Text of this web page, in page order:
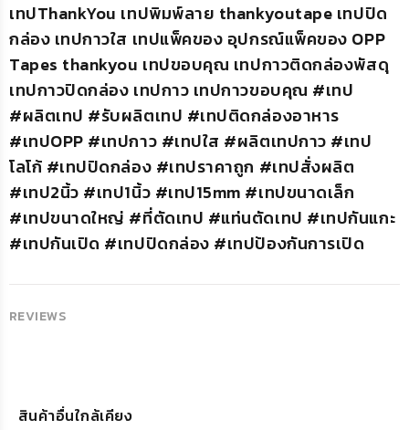
เทปThankYou เทปพิมพ์ลาย thankyoutape เทปปิด
กล่อง เทปกาวใส เทปแพ็คของ อุปกรณ์แพ็คของ OPP
Tapes thankyou เทปขอบคุณ เทปกาวติดกล่องพัสดุ
เทปกาวปิดกล่อง เทปกาว เทปกาวขอบคุณ #เทป
#ผลิตเทป #รับผลิตเทป #เทปติดกล่องอาหาร
#เทปOPP #เทปกาว #เทปใส #ผลิตเทปกาว #เทป
โลโก้ #เทปปิดกล่อง #เทปราคาถูก #เทปสั่งผลิต
#เทป2นิ้ว #เทป1นิ้ว #เทป15mm #เทปขนาดเล็ก
#เทปขนาดใหญ่ #ที่ตัดเทป #แท่นตัดเทป #เทปกันแกะ
#เทปกันเปิด #เทปปิดกล่อง #เทปป้องกันการเปิด
REVIEWS
สินค้าอื่นใกล้เคียง